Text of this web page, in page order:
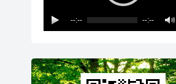
--:-- --:--